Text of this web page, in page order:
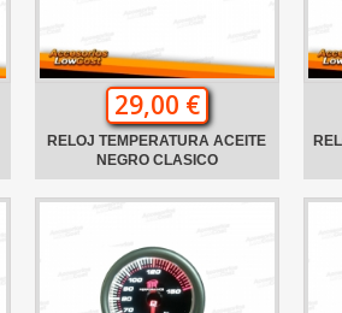
29,00 €
RELOJ TEMPERATURA ACEITE
NEGRO CLASICO